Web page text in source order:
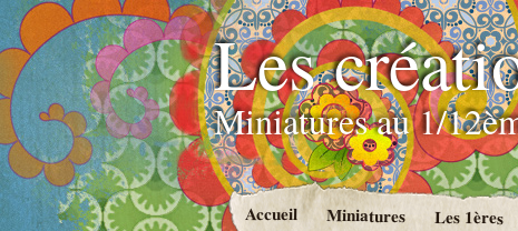
Les
Miniatures au 1/
Accueil Miniatures Les 1ères